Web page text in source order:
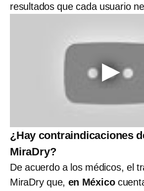
resultados que cada usuario
¿Hay contraindicaciones
MiraDry?
De acuerdo a los médicos, el
MiraDry que, en México